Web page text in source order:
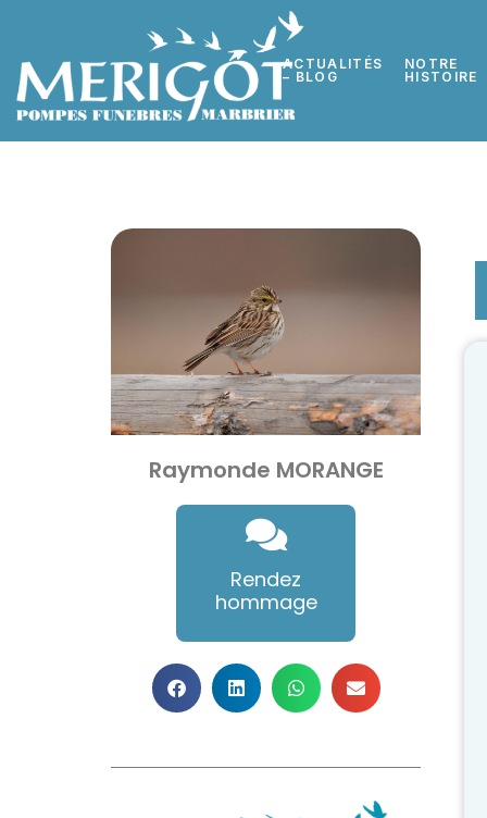
ACTUALITÉS
– BLOG
NOTRE
HISTOIRE
Raymonde MORANGE
Rendez
hommage